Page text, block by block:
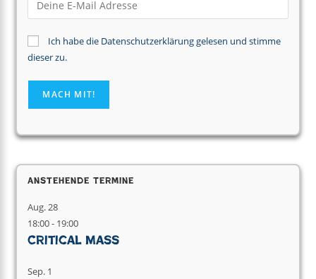
Ich habe die Datenschutzerklärung gelesen und stimme
dieser zu.
Anstehende Termine
Aug.28
18:00- 19:00
Critical Mass
Sep. 1